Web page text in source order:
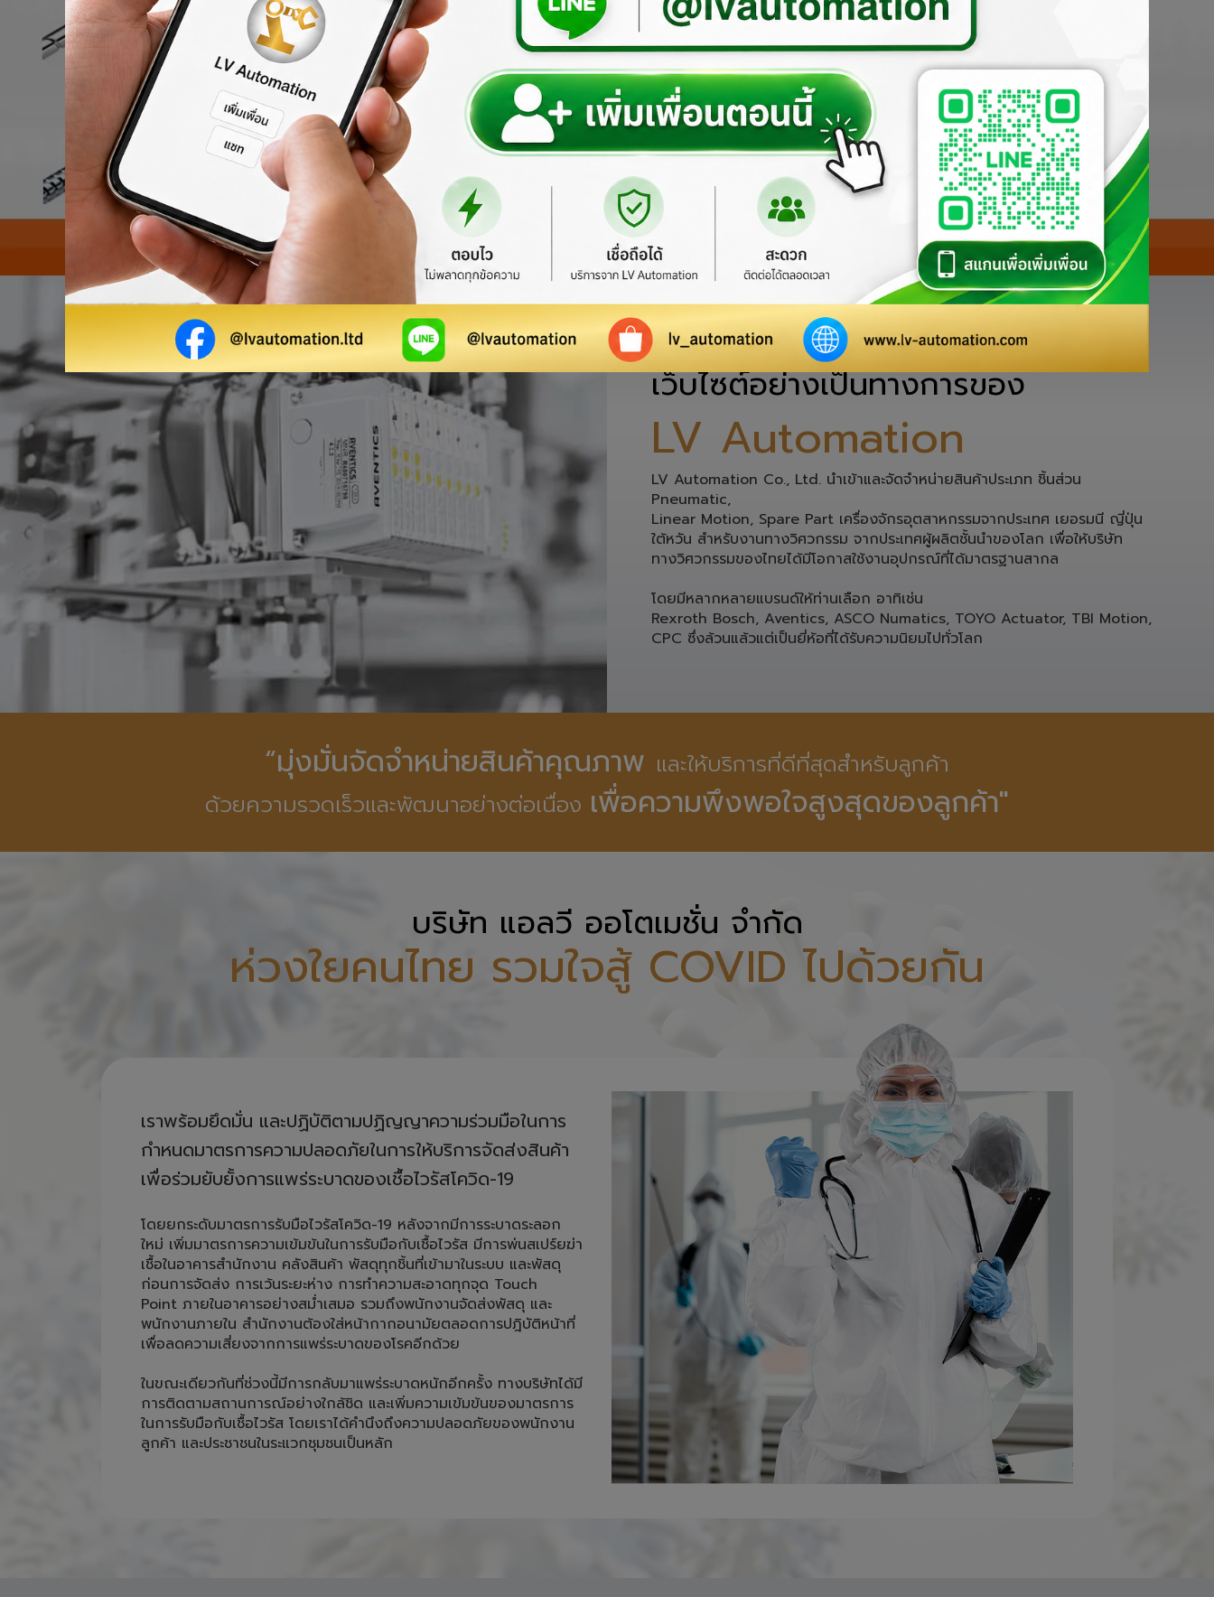
ยินดีต้อนรับสู่
เว็บไซต์อย่างเป็นทางการของ
LV Automation
LV Automation Co., Ltd. นำเข้าและจัดจำหน่ายสินค้าประเภท ชิ้นส่วน
Pneumatic,
Linear Motion, Spare Part เครื่องจักรอุตสาหกรรมจากประเทศ เยอรมนี ญี่ปุ่น
ใต้หวัน สำหรับงานทางวิศวกรรม จากประเทศผู้ผลิตชั้นนำของโลก เพื่อให้บริษัท
ทางวิศวกรรมของไทยได้มีโอกาสใช้งานอุปกรณ์ที่ได้มาตรฐานสากล
โดยมีหลากหลายแบรนด์ให้ท่านเลือก อาทิเช่น
Rexroth Bosch, Aventics, ASCO Numatics, TOYO Actuator, TBI Motion,
CPC ซึ่งล้วนแล้วแต่เป็นยี่ห้อที่ได้รับความนิยมไปทั่วโลก
“มุ่งมั่นจัดจำหน่ายสินค้าคุณภาพ และให้บริการที่ดีที่สุดสำหรับลูกค้า
ด้วยความรวดเร็วและพัฒนาอย่างต่อเนื่อง เพื่อความพึงพอใจสูงสุดของลูกค้า"
ห่วงใยคนไทย รวมใจสู้ COVID ไปด้วยกัน
เพื่อร่วมยับยั้งการแพร่ระบาดของเชื้อไวรัสโควิด-19
โดยยกระดับมาตรการรับมือไวรัสโควิด-19 หลังจากมีการระบาดระลอก
ใหม่ เพิ่มมาตรการความเข้มข้นในการรับมือกับเชื้อไวรัส มีการพ่นสเปร์ยฆ่า
ก่อนการจัดส่ง การเว้นระยะห่าง การทำความสะอาดทุกจุด Touch
Point ภายในอาคารอย่างสม่ำเสมอ รวมถึงพนักงานจัดส่งพัสดุ และ
พนักงานภายใน สำนักงานต้องใส่หน้ากากอนามัยตลอดการปฎิบัติหน้าที่
เพื่อลดความเสี่ยงจากการแพร่ระบาดของโรคอีกด้วย
ในขณะเดียวกันที่ช่วงนี้มีการกลับมาแพร่ระบาดหนักอีกครั้ง ทางบริษัทได้มี
การติดตามสถานการณ์อย่างใกล้ชิด และเพิ่มความเข้มข้นของมาตรการ
ในการรับมือกับเชื้อไวรัส โดยเราได้คำนึงถึงความปลอดภัยของพนักงาน
ลูกค้า และประชาชนในระแวกชุมชนเป็นหลัก